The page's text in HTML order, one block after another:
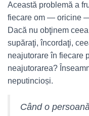
Această problemă a
fiecare om — oricine
Dacă nu obţinem
supăraţi, încordaţi,
neajutorare în fiecare
neajutorarea?
neputincioși.
Când o